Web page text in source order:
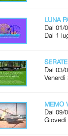
LUNA
Dal 01/
Dal 1
Dal 03/
MEMO
Dal 09/